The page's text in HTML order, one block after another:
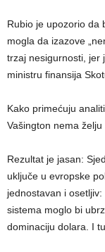
Rubio je upozorio da
mogla da izazove
trzaj nesigurnosti, jer
ministru finansija
Kako primećuju
Vašington nema
Rezultat je jasan:
uključe u evropske
jednostavan i
sistema moglo bi
dominaciju dolara. I